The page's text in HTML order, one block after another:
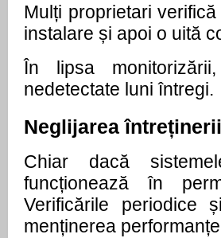
Mulți proprietari
instalare și apoi o uită
În lipsa
nedetectate luni întregi.
Neglijarea întreținerii
Chiar dacă
funcționează în
Verificările periodice
menținerea